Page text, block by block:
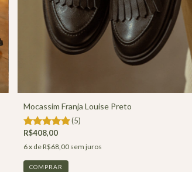
Mocassim Franja Louise Preto
(5)
R$408,00
6x deR$68,00 sem juros
COMPRAR